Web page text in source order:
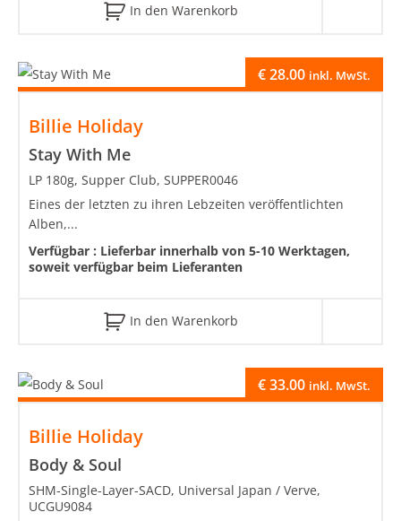
In den Warenkorb
Billie Holiday
Stay With Me
€28.00 inkl. MwSt.
LP 180g, Supper Club, SUPPER0046
Eines der letzten zu ihren Lebzeiten veröffentlichten
Alben,...
Verfügbar : Lieferbar innerhalb von 5-10 Werktagen,
soweit verfügbar beim Lieferanten
In den Warenkorb
Billie Holiday
Body & Soul
€33.00 inkl. MwSt.
SHM-Single-Layer-SACD, Universal Japan / Verve,
UCGU9084